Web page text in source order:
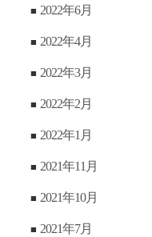
2022年6月
2022年4月
2022年3月
2022年2月
2022年1月
2021年11月
2021年10月
2021年7月